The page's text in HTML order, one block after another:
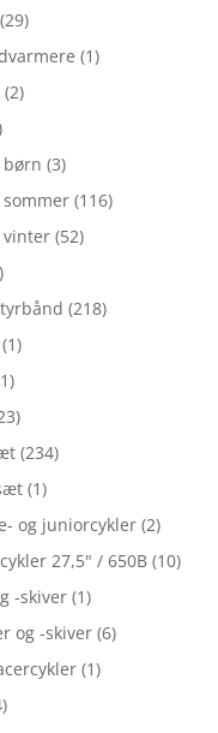
(29)
(1)
(2)
(3)
(116)
vinter (52)
(218)
(1)
(234)
(1)
og juniorcykler (2)
27,5" / 650B (10)
-skiver (1)
og -skiver (6)
(1)